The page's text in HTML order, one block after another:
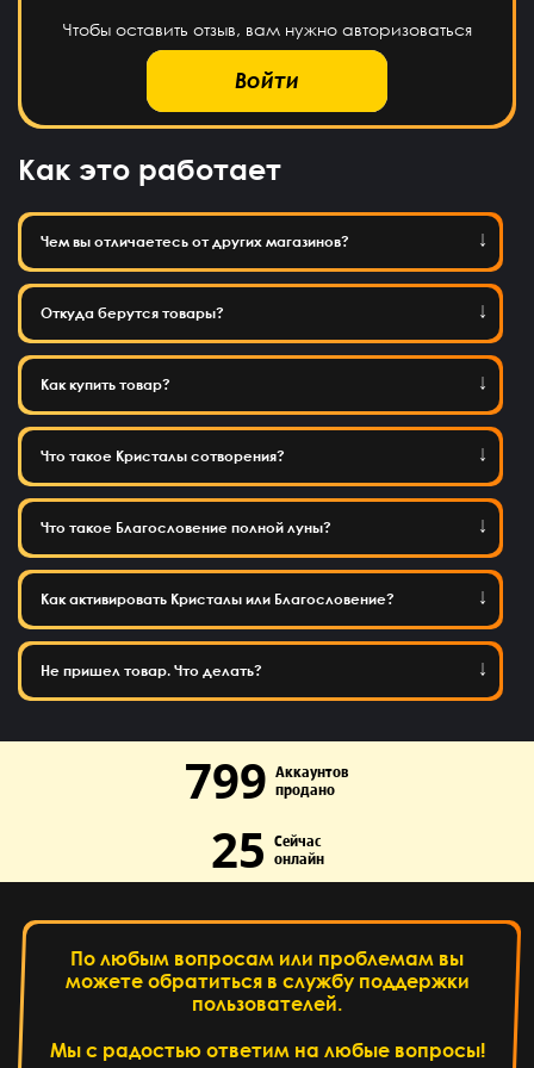
Чтобы оставить отзыв, вам нужно авторизоваться
Войти
Как это работает
Чем вы отличаетесь от других магазинов?
Откуда берутся товары?
Как купить товар?
Что такое Кристалы сотворения?
Что такое Благословение полной луны?
Как активировать Кристалы или Благословение?
Не пришел товар. Что делать?
799 Аккаунтов
продано
25 Сейчас
онлайн
По любым вопросам или проблемам вы
можете обратиться в службу поддержки
пользователей.
Мы с радостью ответим на любые вопросы!